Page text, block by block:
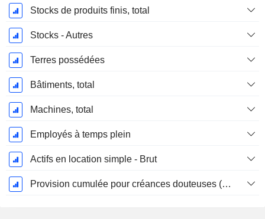
Stocks de produits finis, total
Stocks - Autres
Terres possédées
Bâtiments, total
Machines, total
Employés à temps plein
Actifs en location simple - Brut
Provision cumulée pour créances douteuses (Supple)